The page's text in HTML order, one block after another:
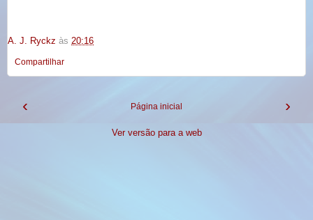
A. J. Ryckz às 20:16
Compartilhar
‹ ›
Página inicial
Ver versão para a web